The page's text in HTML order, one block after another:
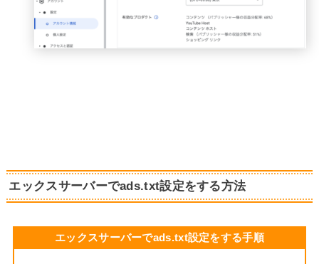
エックスサーバーでads.txt設定をする方法
エックスサーバーでads.txt設定をする手順